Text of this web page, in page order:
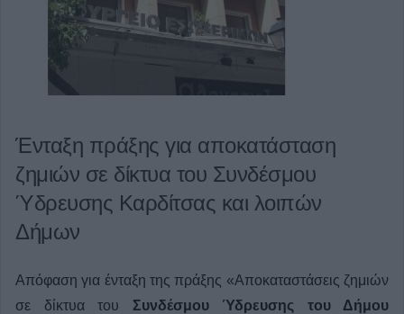
Ένταξη πράξης για αποκατάσταση
ζημιών σε δίκτυα του Συνδέσμου
Ύδρευσης Καρδίτσας και λοιπών
Δήμων
Απόφαση για ένταξη της πράξης «Αποκαταστάσεις ζημιών
σε δίκτυα του Συνδέσμου Ύδρευσης του Δήμου